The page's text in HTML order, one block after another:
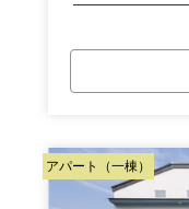
アパート（一棟）